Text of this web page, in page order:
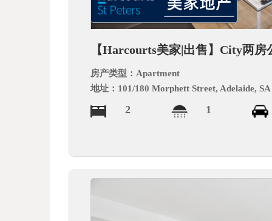
【Harcourts美家|出售】City两
房产类型： Apartment
地址： 101/180 Morphett Street, Adelaide, SA
2 1